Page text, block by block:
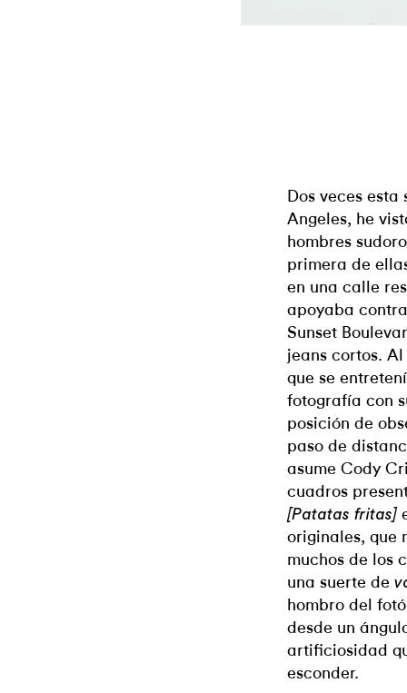
Dos veces
Angeles, he
hombres
primera de
en una calle
apoyaba
Sunset
jeans cortos.
que se
fotografía con
posición de
paso de
asume Cody
cuadros
[Patatas fritas]
originales, que
muchos de los
una suerte de
hombro del
desde un
artificiosidad
esconder.